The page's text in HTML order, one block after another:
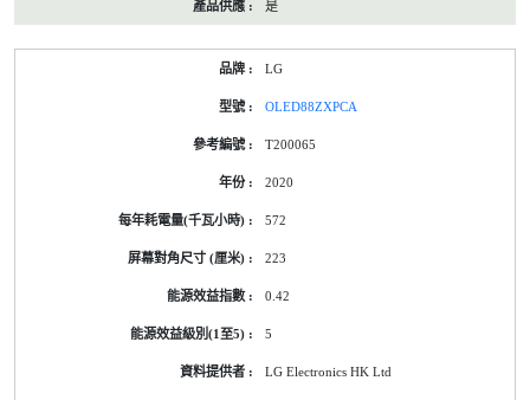
是
LG
OLED88ZXPCA
T200065
2020
572
223
0.42
5
LG Electronics HK Ltd